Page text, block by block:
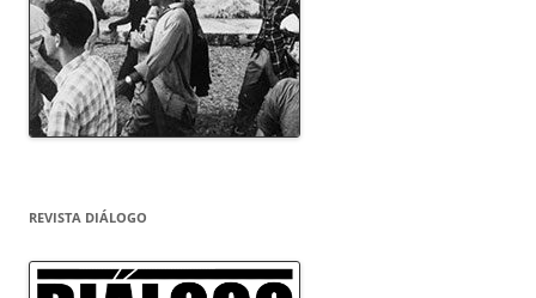
REVISTA DIÁLOGO